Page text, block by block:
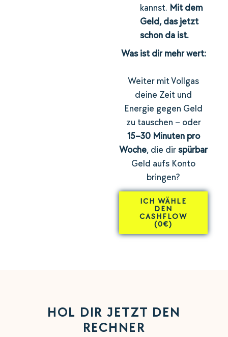
kannst. Mit dem
Geld, das jetzt
schon da ist.
Was ist dir mehr wert:
Weiter mit Vollgas
deine Zeit und
Energie gegen Geld
zu tauschen – oder
15–30 Minuten pro
Woche, die dirspürbar
Geld aufs Konto
bringen?
ICH WÄHLE
DEN
CASHFLOW
(0€)
HOL DIR JETZT DEN
RECHNER